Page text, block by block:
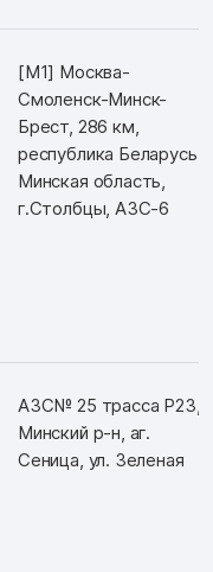
[М1] Москва-
Смоленск-Минск-
Брест, 286 км,
республика Беларусь,
Минская область,
г.Столбцы, АЗС-6
АЗС№ 25 трасса Р23,
Минский р-н, аг.
Сеница, ул. Зеленая